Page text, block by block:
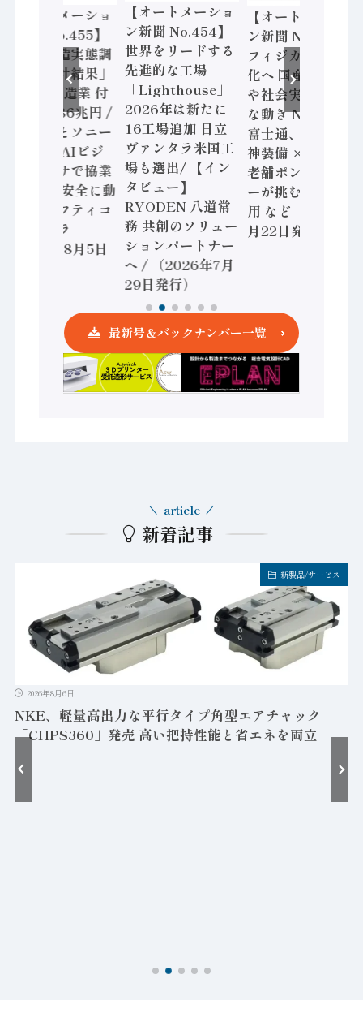
【オートメーショ
ン新聞 No.455】
「経済構造実態調
査二次集計結果」
2024年製造業 付
加価値額86兆円 /
三菱電機とソニー
セミコン AIビジ
ョンセンサで協業
/ IDEC、安全に動
かすセーフティコ
ントローラ
（2026年8月5日
【オートメーショ
ン新聞 No.454】
世界をリードする
先進的な工場
「Lighthouse」
2026年は新たに
16工場追加 日立
ヴァンタラ米国工
場も選出/ 【イン
タビュー】
RYODEN 八道常
務 共創のソリュー
ションパートナー
へ / （2026年7月
29日発行）
【オートメーショ
ン新聞 No.453】
フィジカルAI本格
化へ 国産AI開発
や社会実装に活発
な動き Noetra、
富士通、日立 / 兵
神装備 × HMS、
老舗ポンプメーカ
ーが挑むデータ活
用 など（2026年7
月22日発行）
最新号＆バックナンバー一覧
新着記事
article
新製品/サービス
2026年8月6日
NKE、軽量高出力な平行タイプ角型エアチャック
「CHPS360」発売 高い把持性能と省エネを両立